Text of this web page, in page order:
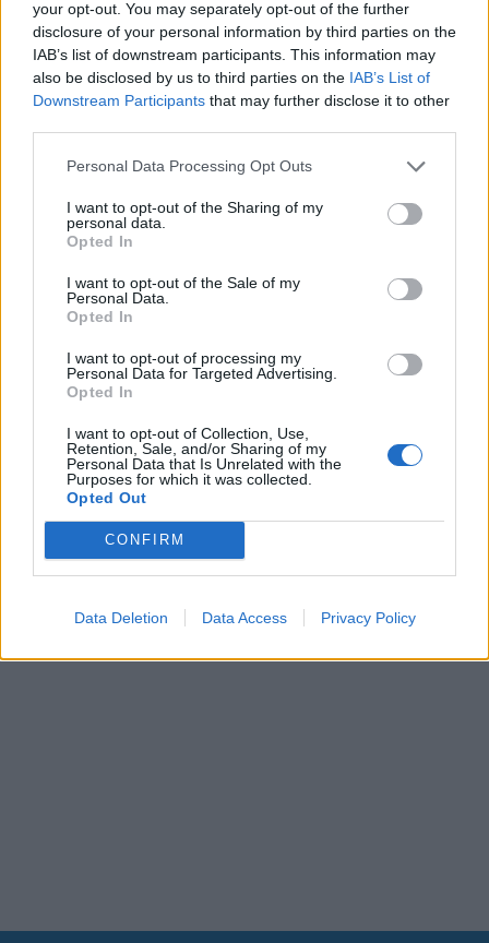
your opt-out. You may separately opt-out of the further
disclosure of your personal information by third parties on the
IAB’s list of downstream participants. This information may
also be disclosed by us to third parties on the IAB’s List of
Downstream Participants that may further disclose it to other
Personal Data Processing Opt Outs
I want to opt-out of the Sharing of my
personal data.
Opted In
I want to opt-out of the Sale of my
Personal Data.
Opted In
I want to opt-out of processing my
Personal Data for Targeted Advertising.
Opted In
I want to opt-out of Collection, Use,
Retention, Sale, and/or Sharing of my
Personal Data that Is Unrelated with the
Purposes for which it was collected.
Opted Out
CONFIRM
Data Deletion Data Access Privacy Policy
Leonardo Maria Del Vecchio dall'ex compagna
in ospedale. Le dichiarazioni ai giornalisti